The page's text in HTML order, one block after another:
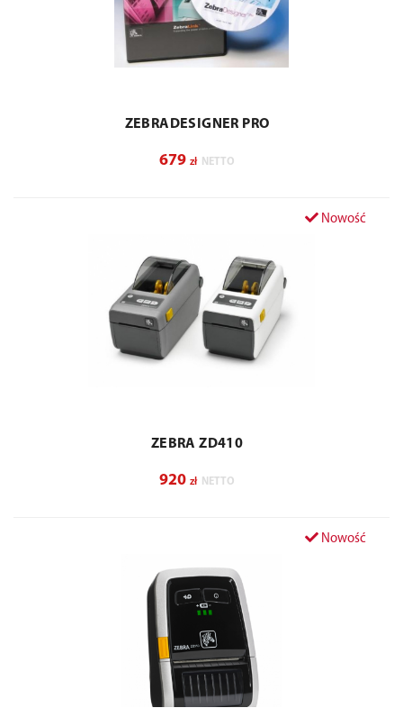
ZEBRADESIGNER PRO
679 zł NETTO
Nowość
ZEBRA ZD410
920 zł NETTO
Nowość